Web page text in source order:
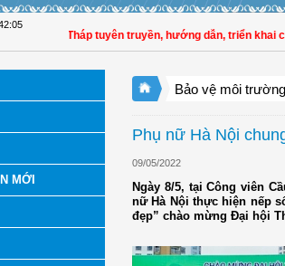
Đồng Tháp tuyên truyền, hướng dẫn, triển khai công
MỚI
Bảo vệ môi trường
Phụ nữ Hà Nội
09/05/2022
Ngày 8/5, tại Công viên
nữ Hà Nội thực hiện nếp
đẹp” chào mừng Đại hội